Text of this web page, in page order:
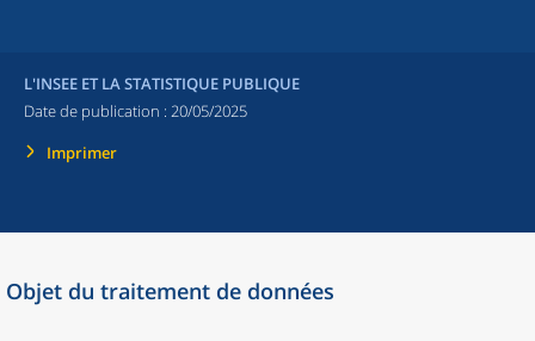
L'INSEE ET LA STATISTIQUE PUBLIQUE
Date de publication : 20/05/2025
Imprimer
Objet du traitement de données